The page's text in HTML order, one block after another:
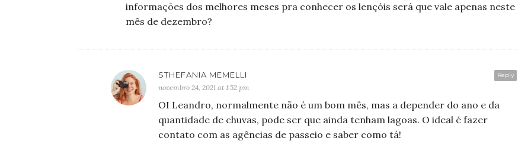
informações dos melhores meses pra conhecer os lençóis será que vale apenas neste
mês de dezembro?
Reply
STHEFANIA MEMELLI
novembro 24, 2021 at 1:52 pm
OI Leandro, normalmente não é um bom mês, mas a depender do ano e da
quantidade de chuvas, pode ser que ainda tenham lagoas. O ideal é fazer
contato com as agências de passeio e saber como tá!